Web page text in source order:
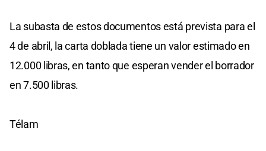
La subasta de estos documentos está prevista para el
4 de abril, la carta doblada tiene un valor estimado en
12.000 libras, en tanto que esperan vender el borrador
en 7.500 libras.
Télam